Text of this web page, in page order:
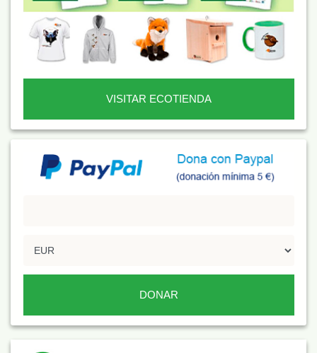
VISITAR ECOTIENDA